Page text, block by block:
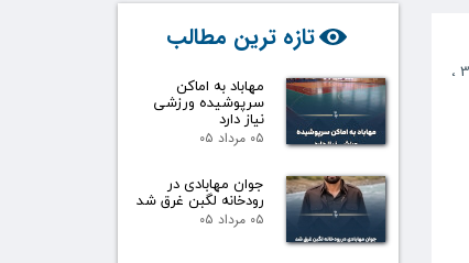
،
تازه ترین مطالب
مهاباد به اماکن
سرپوشیده ورزشی
نیاز دارد
۰۵ مرداد ۰۵
جوان مهابادی در
رودخانه لگبن غرق شد
۰۵ مرداد ۰۵